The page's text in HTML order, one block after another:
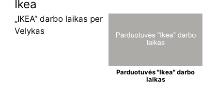
Ikea
„IKEA“ darbo laikas per
Velykas
Parduotuvės "Ikea" darbo
laikas